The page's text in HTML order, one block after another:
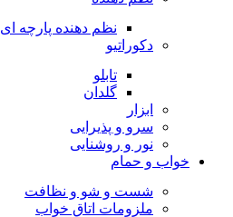
نظم دهنده پارچه ای
دکوراتیو
تابلو
گلدان
ابزار
سرو و پذیرایی
نور و روشنایی
خواب و حمام
شست و شو و نظافت
ملزومات اتاق خواب